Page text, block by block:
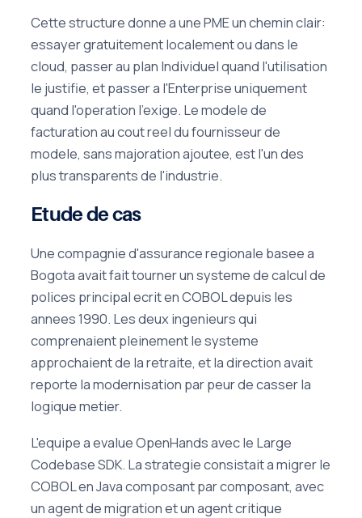
Cette structure donne a une PME un chemin clair:
essayer gratuitement localement ou dans le
cloud, passer au plan Individuel quand l'utilisation
le justifie, et passer a l'Enterprise uniquement
quand l'operation l'exige. Le modele de
facturation au cout reel du fournisseur de
modele, sans majoration ajoutee, est l'un des
plus transparents de l'industrie.
Etude de cas
Une compagnie d'assurance regionale basee a
Bogota avait fait tourner un systeme de calcul de
polices principal ecrit en COBOL depuis les
annees 1990. Les deux ingenieurs qui
comprenaient pleinement le systeme
approchaient de la retraite, et la direction avait
reporte la modernisation par peur de casser la
logique metier.
L'equipe a evalue OpenHands avec le Large
Codebase SDK. La strategie consistait a migrer le
COBOL en Java composant par composant, avec
un agent de migration et un agent critique